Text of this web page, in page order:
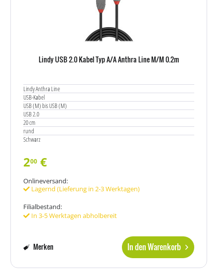
Lindy USB 2.0 Kabel Typ A/A Anthra Line M/M 0.2m
Lindy Anthra Line
USB-Kabel
USB (M) bis USB (M)
USB 2.0
20 cm
rund
Schwarz
200 €
Onlineversand:
Lagernd (Lieferung in 2-3 Werktagen)
Filialbestand:
In 3-5 Werktagen abholbereit
In den Warenkorb
Merken